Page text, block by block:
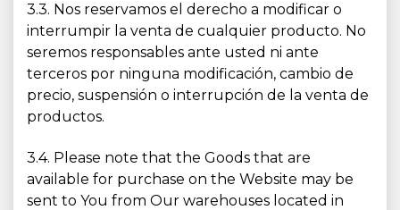
3.3. Nos reservamos el derecho a modificar o
interrumpir la venta de cualquier producto. No
seremos responsables ante usted ni ante
terceros por ninguna modificación, cambio de
precio, suspensión o interrupción de la venta de
productos.
3.4. Please note that the Goods that are
available for purchase on the Website may be
sent to You from Our warehouses located in